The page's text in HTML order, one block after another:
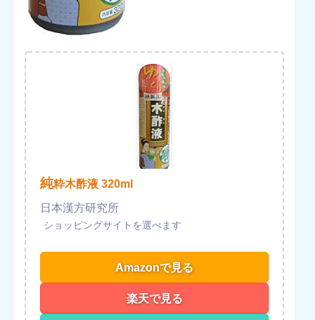
純粋木酢液 320ml
日本漢方研究所
Amazonで見る
楽天で見る